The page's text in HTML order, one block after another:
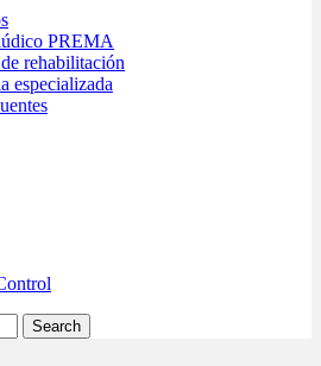
PREMA
rehabilitación
especializada